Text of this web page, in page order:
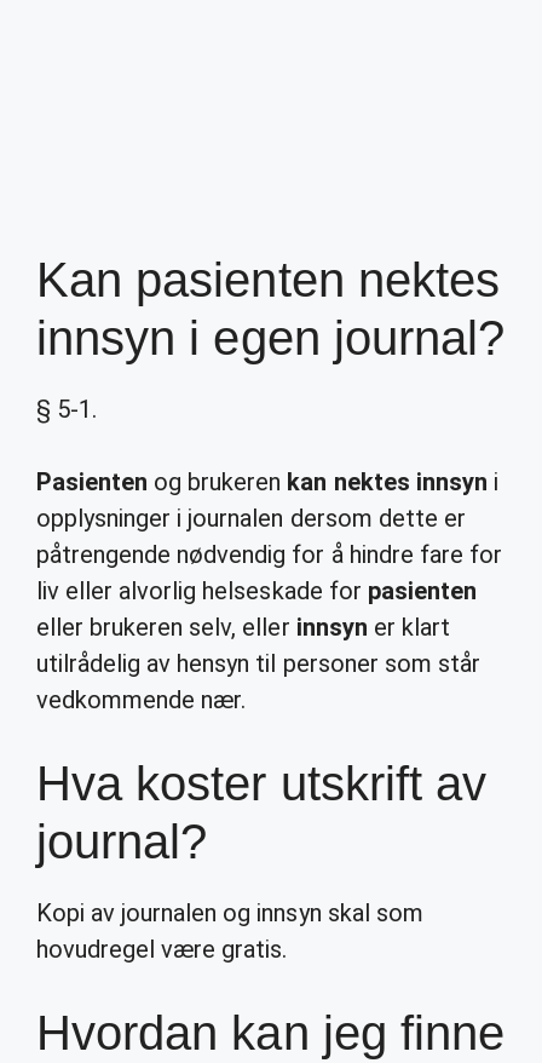
Kan pasienten nektes
innsyn i egen journal?
§ 5-1.
Pasienten og brukeren kan nektes innsyn i
opplysninger i journalen dersom dette er
påtrengende nødvendig for å hindre fare for
liv eller alvorlig helseskade for pasienten
eller brukeren selv, eller innsyn er klart
utilrådelig av hensyn til personer som står
vedkommende nær.
Hva koster utskrift av
journal?
Kopi av journalen og innsyn skal som
hovudregel være gratis.
Hvordan kan jeg finne